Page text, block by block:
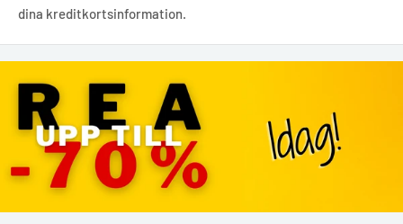
dina kreditkortsinformation.